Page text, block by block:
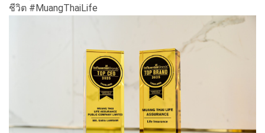
ชีวิต #MuangThaiLife